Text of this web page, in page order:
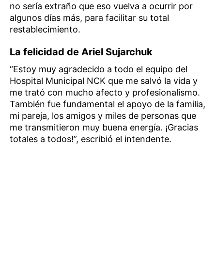
no sería extraño que eso vuelva a ocurrir por
algunos días más, para facilitar su total
restablecimiento.
La felicidad de Ariel Sujarchuk
“Estoy muy agradecido a todo el equipo del
Hospital Municipal NCK que me salvó la vida y
me trató con mucho afecto y profesionalismo.
También fue fundamental el apoyo de la familia,
mi pareja, los amigos y miles de personas que
me transmitieron muy buena energía. ¡Gracias
totales a todos!”, escribió el intendente.